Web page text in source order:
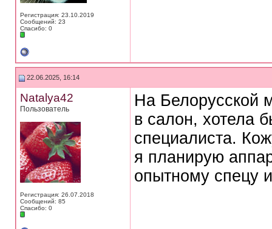
Регистрация: 23.10.2019
Сообщений: 23
Спасибо: 0
22.06.2025, 16:14
Natalya42
Пользователь
Регистрация: 26.07.2018
Сообщений: 85
Спасибо: 0
На Белорусской
в салон, хотела
специалиста.
я планирую
опытному спецу